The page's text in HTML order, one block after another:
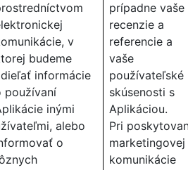
v
budeme
informácie
používaní
inými
alebo
o
prípadne vaše
recenzie a
referencie a
vaše
používateľské
skúsenosti s
Aplikáciou.
Pri
marketingovej
komunikácie